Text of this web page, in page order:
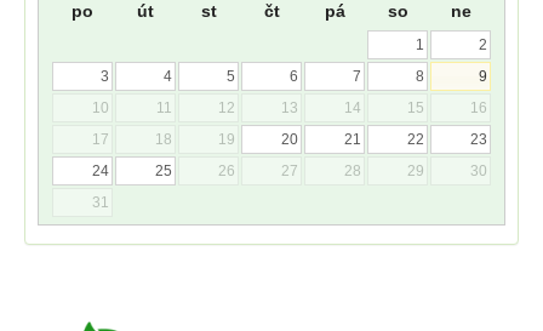
po út st čt pá so ne
1
2
3
4 5 6 7 8
9
10
11 12 13 14 15
16
17
18 19 20 21 22
23
24
25 26 27 28 29
30
31